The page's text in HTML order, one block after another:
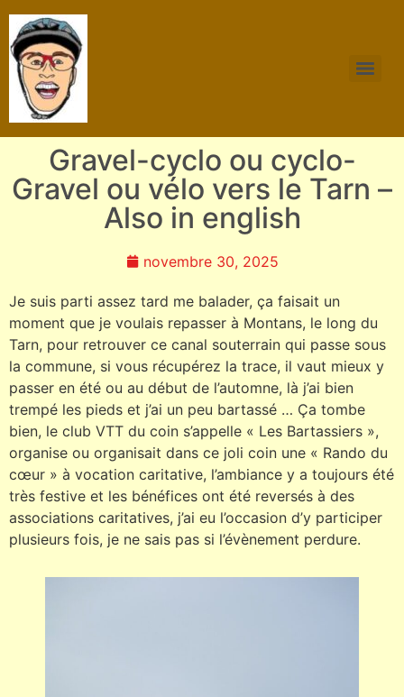
Gravel-cyclo ou cyclo-
Gravel ou vélo vers le Tarn –
Also in english
novembre 30, 2025
Je suis parti assez tard me balader, ça faisait un
moment que je voulais repasser à Montans, le long du
Tarn, pour retrouver ce canal souterrain qui passe sous
la commune, si vous récupérez la trace, il vaut mieux y
passer en été ou au début de l’automne, là j’ai bien
trempé les pieds et j’ai un peu bartassé … Ça tombe
bien, le club VTT du coin s’appelle « Les Bartassiers »,
organise ou organisait dans ce joli coin une « Rando du
cœur » à vocation caritative, l’ambiance y a toujours été
très festive et les bénéfices ont été reversés à des
associations caritatives, j’ai eu l’occasion d’y participer
plusieurs fois, je ne sais pas si l’évènement perdure.